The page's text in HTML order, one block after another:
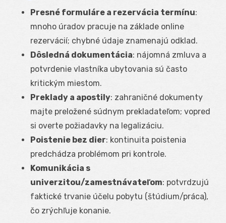
Presné formuláre a rezervácia termínu:
mnoho úradov pracuje na základe online
rezervácií; chybné údaje znamenajú odklad.
Dôsledná dokumentácia: nájomná zmluva a
potvrdenie vlastníka ubytovania sú často
kritickým miestom.
Preklady a apostily: zahraničné dokumenty
majte preložené súdnym prekladateľom; vopred
si overte požiadavky na legalizáciu.
Poistenie bez dier: kontinuita poistenia
predchádza problémom pri kontrole.
Komunikácia s
univerzitou/zamestnávateľom: potvrdzujú
faktické trvanie účelu pobytu (štúdium/práca),
čo zrýchľuje konanie.